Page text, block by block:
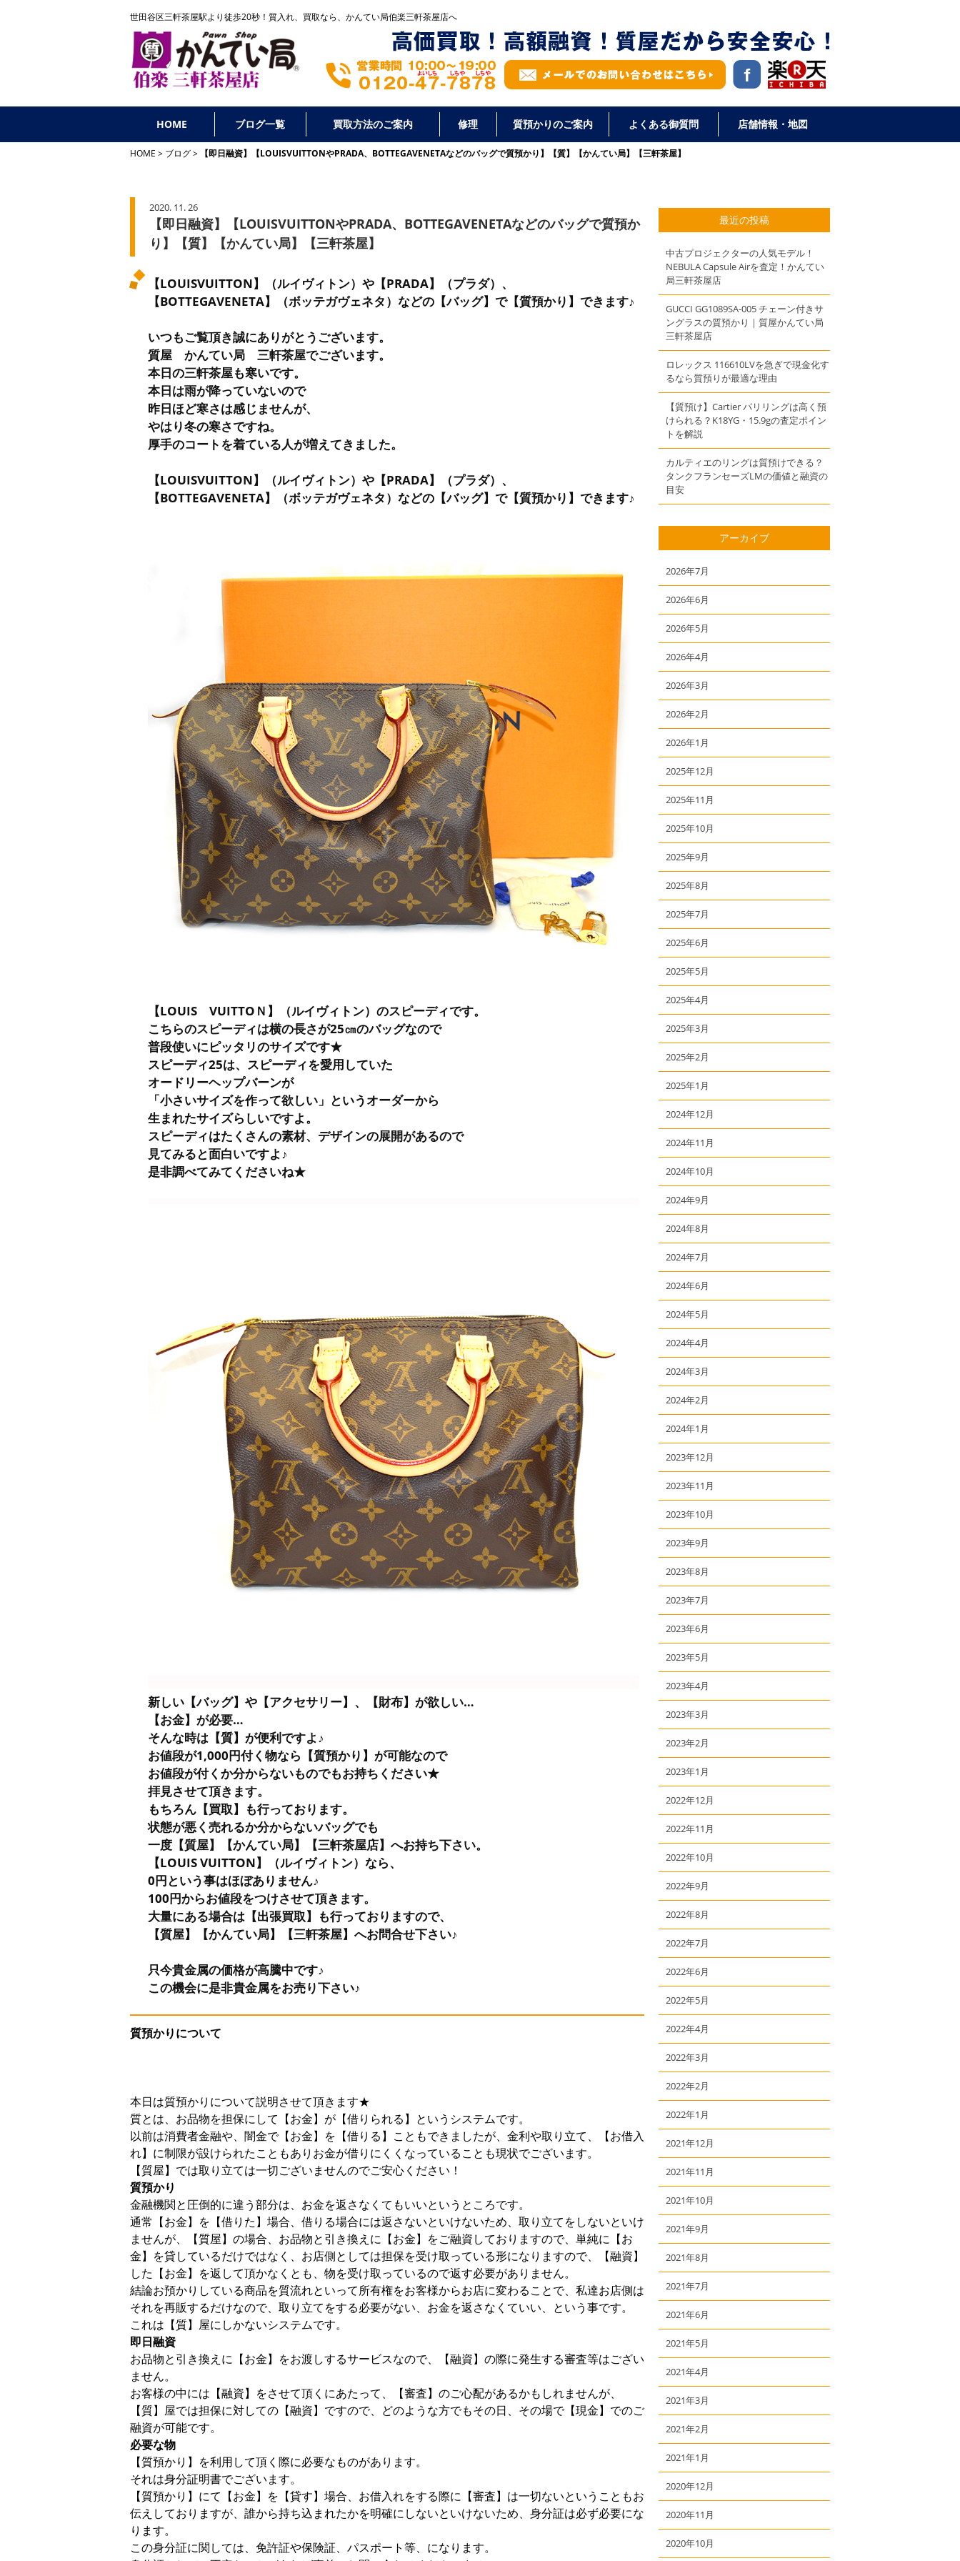
世田谷区三軒茶屋駅より徒歩20秒！ 質入れ、買取なら、かんてい局伯楽三軒茶屋店へ
HOME ブログ一覧 買取方法のご案内 修理 質預かりのご案内 よくある御質問 店舗情報・地図
HOME ブログ 【即日融資】【LOUISVUITTONやPRADA、BOTTEGAVENETAなどのバッグで質預かり】【質】【かんてい局】【三軒茶屋】
2020. 11. 26
【即日融資】【LOUISVUITTONやPRADA、BOTTEGAVENETAなどのバッグで質預か
り】【質】【かんてい局】【三軒茶屋】
【LOUISVUITTON】（ルイヴィトン）や【PRADA】（プラダ）、
【BOTTEGAVENETA】（ボッテガヴェネタ）などの【バッグ】で【質預かり】できます♪
いつもご覧頂き誠にありがとうございます。
質屋 かんてい局 三軒茶屋でございます。
本日の三軒茶屋も寒いです。
本日は雨が降っていないので
昨日ほど寒さは感じませんが、
やはり冬の寒さですね。
厚手のコートを着ている人が増えてきました。
【LOUISVUITTON】（ルイヴィトン）や【PRADA】（プラダ）、
【BOTTEGAVENETA】（ボッテガヴェネタ）などの【バッグ】で【質預かり】できます♪
【LOUIS VUITTOＮ】（ルイヴィトン）のスピーディです。
こちらのスピーディは横の長さが25㎝のバッグなので
普段使いにピッタリのサイズです★
スピーディ25は、スピーディを愛用していた
オードリーヘップバーンが
「小さいサイズを作って欲しい」というオーダーから
生まれたサイズらしいですよ。
スピーディはたくさんの素材、デザインの展開があるので
見てみると面白いですよ♪
是非調べてみてくださいね★
新しい【バッグ】や【アクセサリー】、【財布】が欲しい…
【お金】が必要…
そんな時は【質】が便利ですよ♪
お値段が1,000円付く物なら【質預かり】が可能なので
お値段が付くか分からないものでもお持ちください★
拝見させて頂きます。
もちろん【買取】も行っております。
状態が悪く売れるか分からないバッグでも
一度【質屋】【かんてい局】【三軒茶屋店】へお持ち下さい。
【LOUIS VUITTON】（ルイヴィトン）なら、
0円という事はほぼありません♪
100円からお値段をつけさせて頂きます。
大量にある場合は【出張買取】も行っておりますので、
【質屋】【かんてい局】【三軒茶屋】へお問合せ下さい♪
只今貴金属の価格が高騰中です♪
この機会に是非貴金属をお売り下さい♪
質預かりについて
本日は質預かりについて説明させて頂きます★
質とは、お品物を担保にして【お金】が【借りられる】というシステムです。
以前は消費者金融や、闇金で【お金】を【借りる】こともできましたが、金利や取り立て、【お借入
れ】に制限が設けられたこともありお金が借りにくくなっていることも現状でございます。
【質屋】では取り立ては一切ございませんのでご安心ください！
質預かり
金融機関と圧倒的に違う部分は、お金を返さなくてもいいというところです。
通常【お金】を【借りた】場合、借りる場合には返さないといけないため、取り立てをしないといけ
ませんが、【質屋】の場合、お品物と引き換えに【お金】をご融資しておりますので、単純に【お
金】を貸しているだけではなく、お店側としては担保を受け取っている形になりますので、【融資】
した【お金】を返して頂かなくとも、物を受け取っているので返す必要がありません。
結論お預かりしている商品を質流れといって所有権をお客様からお店に変わることで、私達お店側は
それを再販するだけなので、取り立てをする必要がない、お金を返さなくていい、という事です。
これは【質】屋にしかないシステムです。
即日融資
お品物と引き換えに【お金】をお渡しするサービスなので、【融資】の際に発生する審査等はござい
ません。
お客様の中には【融資】をさせて頂くにあたって、【審査】のご心配があるかもしれませんが、
【質】屋では担保に対しての【融資】ですので、どのような方でもその日、その場で【現金】でのご
融資が可能です。
必要な物
【質預かり】を利用して頂く際に必要なものがあります。
それは身分証明書でございます。
【質預かり】にて【お金】を【貸す】場合、お借入れをする際に【審査】は一切ないということもお
伝えしておりますが、誰から持ち込まれたかを明確にしないといけないため、身分証は必ず必要にな
ります。
この身分証に関しては、免許証や保険証、パスポート等、になります。
最近の投稿
中古プロジェクターの人気モデル！
NEBULA Capsule Airを査定！かんてい
局三軒茶屋店
GUCCI GG1089SA-005 チェーン付きサ
ングラスの質預かり｜質屋かんてい局
三軒茶屋店
ロレックス 116610LVを急ぎで現金化す
るなら質預りが最適な理由
【質預け】Cartier パリリングは高く預
けられる？K18YG・15.9gの査定ポイン
トを解説
カルティエのリングは質預けできる？
タンクフランセーズLMの価値と融資の
目安
アーカイブ
2026年7月
2026年6月
2026年5月
2026年4月
2026年3月
2026年2月
2026年1月
2025年12月
2025年11月
2025年10月
2025年9月
2025年8月
2025年7月
2025年6月
2025年5月
2025年4月
2025年3月
2025年2月
2025年1月
2024年12月
2024年11月
2024年10月
2024年9月
2024年8月
2024年7月
2024年6月
2024年5月
2024年4月
2024年3月
2024年2月
2024年1月
2023年12月
2023年11月
2023年10月
2023年9月
2023年8月
2023年7月
2023年6月
2023年5月
2023年4月
2023年3月
2023年2月
2023年1月
2022年12月
2022年11月
2022年10月
2022年9月
2022年8月
2022年7月
2022年6月
2022年5月
2022年4月
2022年3月
2022年2月
2022年1月
2021年12月
2021年11月
2021年10月
2021年9月
2021年8月
2021年7月
2021年6月
2021年5月
2021年4月
2021年3月
2021年2月
2021年1月
2020年12月
2020年11月
2020年10月